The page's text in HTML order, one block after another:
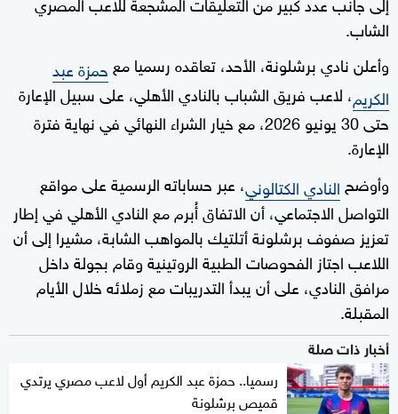
الشاب.
وأعلن نادي برشلونة، الأحد، تعاقده رسميا مع حمزة عبد
الكريم، لاعب فريق الشباب بالنادي الأهلي، على سبيل الإعارة
حتى 30 يونيو 2026، مع خيار الشراء النهائي في نهاية فترة
الإعارة.
وأوضح النادي الكتالوني، عبر حساباته الرسمية على مواقع
التواصل الاجتماعي، أن الاتفاق أُبرم مع النادي الأهلي في إطار
تعزيز صفوف برشلونة أتلتيك بالمواهب الشابة، مشيرا إلى أن
اللاعب اجتاز الفحوصات الطبية الروتينية وقام بجولة داخل
مرافق النادي، على أن يبدأ التدريبات مع زملائه خلال الأيام
المقبلة.
أخبار ذات صلة
رسميا.. حمزة عبد الكريم أول لاعب مصري يرتدي
قميص برشلونة